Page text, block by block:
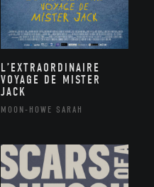
L’EXTRAORDINAIRE
VOYAGE DE MISTER
JACK
MOON-HOWE SARAH